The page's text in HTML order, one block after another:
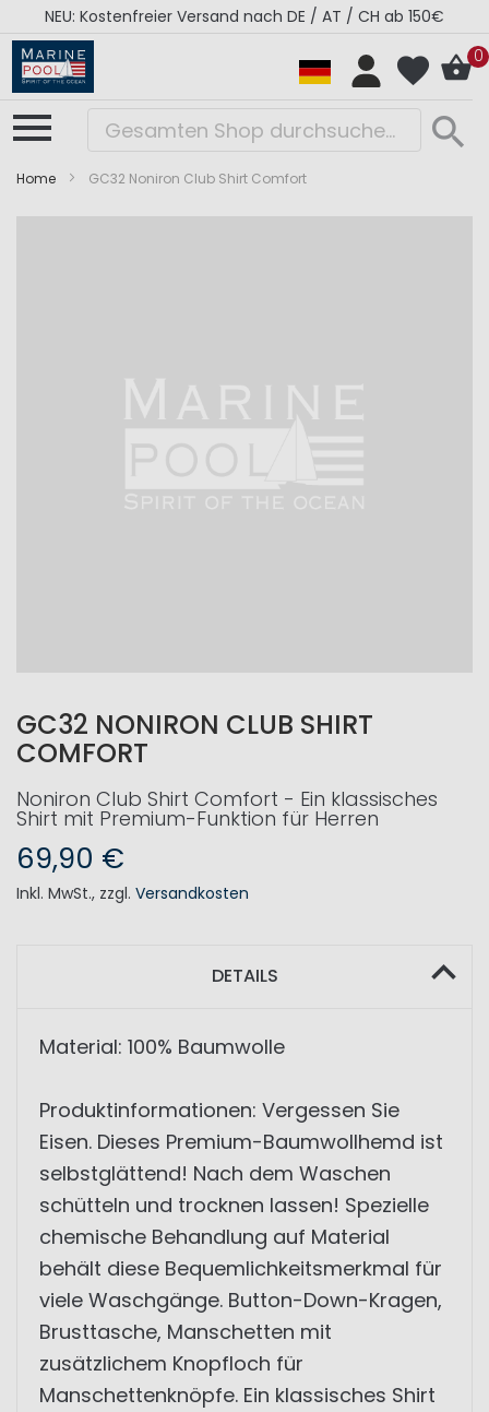
NEU: Kostenfreier Versand nach DE / AT / CH ab 150€
0
Home GC32 Noniron Club Shirt Comfort
GC32 NONIRON CLUB SHIRT
COMFORT
Noniron Club Shirt Comfort - Ein klassisches
Shirt mit Premium-Funktion für Herren
69,90 €
Inkl. MwSt., zzgl. Versandkosten
DETAILS
Material: 100% Baumwolle
Produktinformationen: Vergessen Sie
Eisen. Dieses Premium-Baumwollhemd ist
selbstglättend! Nach dem Waschen
schütteln und trocknen lassen! Spezielle
chemische Behandlung auf Material
behält diese Bequemlichkeitsmerkmal für
viele Waschgänge. Button-Down-Kragen,
Brusttasche, Manschetten mit
zusätzlichem Knopfloch für
Manschettenknöpfe. Ein klassisches Shirt